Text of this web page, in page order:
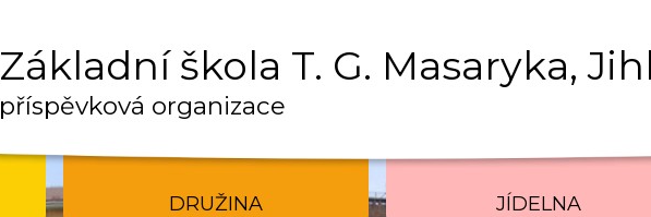
Základní škola T. G. Masaryka,
příspěvková organizace
DRUŽINA JÍDELNA